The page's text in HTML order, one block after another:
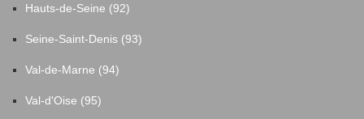
Hauts-de-Seine (92)
Seine-Saint-Denis (93)
Val-de-Marne (94)
Val-d'Oise (95)